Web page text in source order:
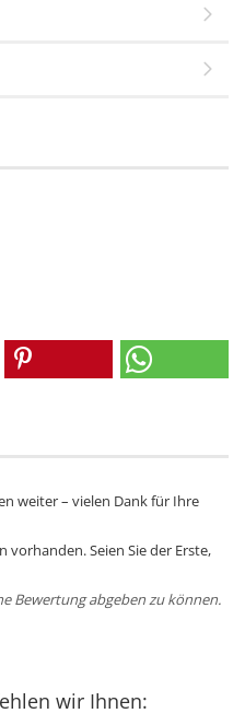
weiter – vielen Dank für Ihre
vorhanden. Seien Sie der Erste,
Bewertung abgeben zu können.
wir Ihnen: